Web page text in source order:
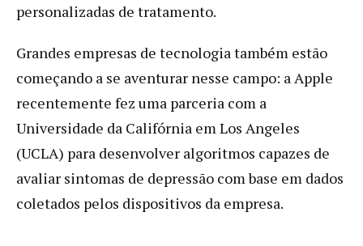
personalizadas de tratamento.
Grandes empresas de tecnologia também estão
começando a se aventurar nesse campo: a Apple
recentemente fez uma parceria com a
Universidade da Califórnia em Los Angeles
(UCLA) para desenvolver algoritmos capazes de
avaliar sintomas de depressão com base em dados
coletados pelos dispositivos da empresa.